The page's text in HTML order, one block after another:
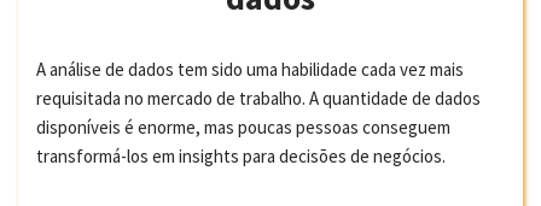
A análise de dados tem sido uma habilidade cada vez mais
requisitada no mercado de trabalho. A quantidade de dados
disponíveis é enorme, mas poucas pessoas conseguem
transformá-los em insights para decisões de negócios.